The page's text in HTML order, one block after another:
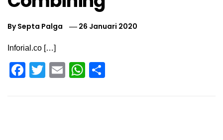
BySepta Palga 26 Januari 2020
Inforial.co […]
Facebook
Twitter
EmailWhatsApp